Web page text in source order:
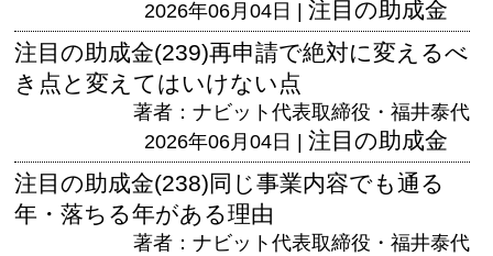
2026年06月04日 | 注目の助成金
注目の助成金(239)再申請で絶対に変えるべ
き点と変えてはいけない点
著者：ナビット代表取締役・福井泰代
2026年06月04日 | 注目の助成金
注目の助成金(238)同じ事業内容でも通る
年・落ちる年がある理由
著者：ナビット代表取締役・福井泰代